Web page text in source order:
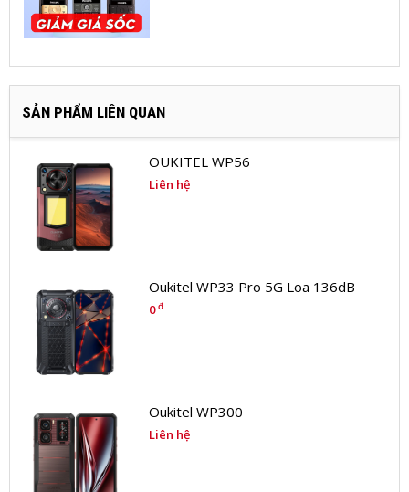
SẢN PHẨM LIÊN QUAN
OUKITEL WP56
Liên hệ
Oukitel WP33 Pro 5G Loa 136dB
0đ
Oukitel WP300
Liên hệ